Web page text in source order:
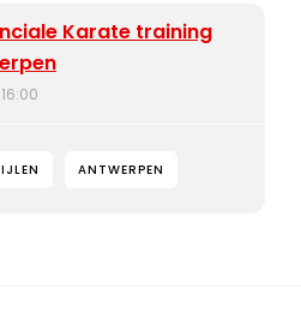
Karate training
ANTWERPEN